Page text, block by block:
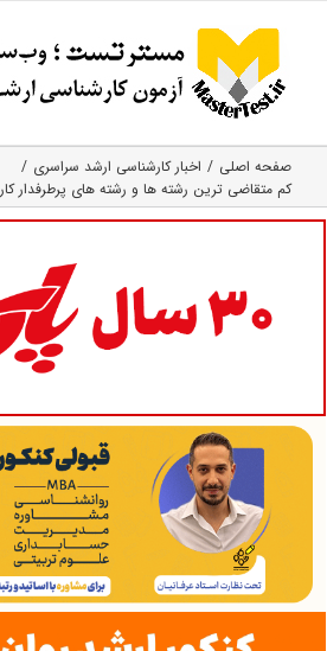
content
صفحه اصلی
اخبار کارشناسی ارشد سراسری
کم متقاضی ترین رشته ها و رشته های پرطرفدار